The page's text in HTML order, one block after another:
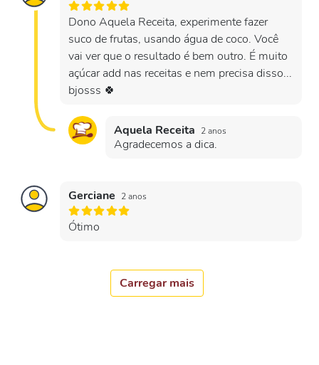
Dono Aquela Receita, experimente fazer
suco de frutas, usando água de coco. Você
vai ver que o resultado é bem outro. É muito
açúcar add nas receitas e nem precisa disso...
bjosss 🍀
Aquela Receita 2 anos
Agradecemos a dica.
Gerciane 2 anos
Ótimo
Carregar mais